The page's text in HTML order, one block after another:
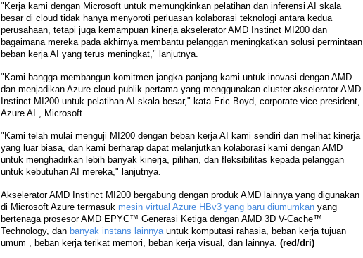
"Kerja kami dengan Microsoft untuk memungkinkan pelatihan dan inferensi AI skala
besar di cloud tidak hanya menyoroti perluasan kolaborasi teknologi antara kedua
perusahaan, tetapi juga kemampuan kinerja akselerator AMD Instinct MI200 dan
bagaimana mereka pada akhirnya membantu pelanggan meningkatkan solusi permintaan
beban kerja AI yang terus meningkat," lanjutnya.
"Kami bangga membangun komitmen jangka panjang kami untuk inovasi dengan AMD
dan menjadikan Azure cloud publik pertama yang menggunakan cluster akselerator AMD
Instinct MI200 untuk pelatihan AI skala besar," kata Eric Boyd, corporate vice president,
Azure AI , Microsoft.
"Kami telah mulai menguji MI200 dengan beban kerja AI kami sendiri dan melihat kinerja
yang luar biasa, dan kami berharap dapat melanjutkan kolaborasi kami dengan AMD
untuk menghadirkan lebih banyak kinerja, pilihan, dan fleksibilitas kepada pelanggan
untuk kebutuhan AI mereka," lanjutnya.
Akselerator AMD Instinct MI200 bergabung dengan produk AMD lainnya yang digunakan
di Microsoft Azure termasuk mesin virtual Azure HBv3 yang baru diumumkan yang
bertenaga prosesor AMD EPYC™ Generasi Ketiga dengan AMD 3D V-Cache™
Technology, dan banyak instans lainnyauntuk komputasi rahasia, beban kerja tujuan
umum , beban kerja terikat memori, beban kerja visual, dan lainnya. (red/dri)